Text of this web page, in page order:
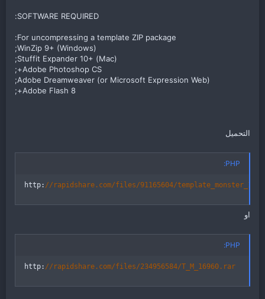
SOFTWARE REQUIRED:
For uncompressing a template ZIP package:
WinZip 9+ (Windows);
Stuffit Expander 10+ (Mac);
Adobe Photoshop CS+;
Adobe Dreamweaver (or Microsoft Expression Web);
Adobe Flash 8+;
التحميل
PHP:
http : //rapidshare.com/files/91165604/
او
PHP:
http : //rapidshare.com/files/234956584/T_M_16960.rar